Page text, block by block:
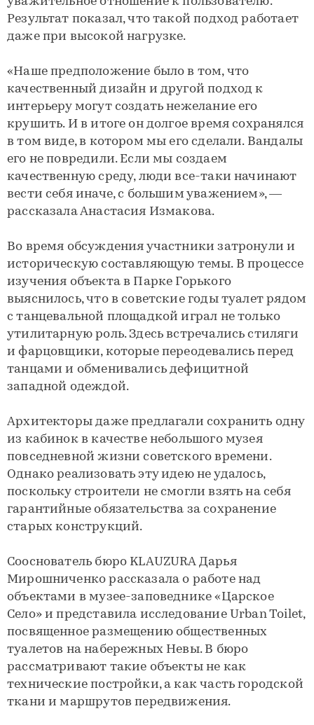
Результат показал, что такой подход работает
даже при высокой нагрузке.
«Наше предположение было в том, что
качественный дизайн и другой подход к
интерьеру могут создать нежелание его
крушить. И в итоге он долгое время сохранялся
в том виде, в котором мы его сделали. Вандалы
его не повредили. Если мы создаем
качественную среду, люди все-таки начинают
вести себя иначе, с большим уважением», —
рассказала Анастасия Измакова.
Во время обсуждения участники затронули и
историческую составляющую темы. В процессе
изучения объекта в Парке Горького
выяснилось, что в советские годы туалет рядом
с танцевальной площадкой играл не только
утилитарную роль. Здесь встречались стиляги
и фарцовщики, которые переодевались перед
танцами и обменивались дефицитной
западной одеждой.
Архитекторы даже предлагали сохранить одну
из кабинок в качестве небольшого музея
повседневной жизни советского времени.
Однако реализовать эту идею не удалось,
поскольку строители не смогли взять на себя
гарантийные обязательства за сохранение
старых конструкций.
Сооснователь бюро KLAUZURA Дарья
Мирошниченко рассказала о работе над
объектами в музее-заповеднике «Царское
Село» и представила исследование Urban Toilet,
посвященное размещению общественных
туалетов на набережных Невы. В бюро
рассматривают такие объекты не как
технические постройки, а как часть городской
ткани и маршрутов передвижения.